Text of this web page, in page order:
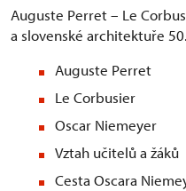
Auguste Perret – Le
a slovenské architektuře
Auguste Perret
Le Corbusier
Oscar Niemeyer
Vztah učitelů a žáků
Cesta Oscara